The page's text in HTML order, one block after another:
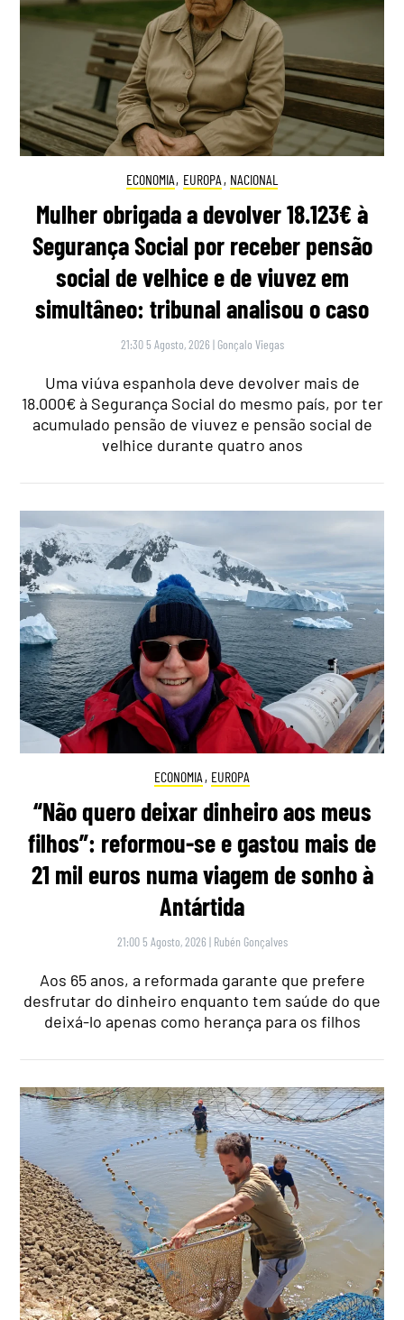
ECONOMIA, EUROPA , NACIONAL
Mulher obrigada a devolver 18.123€ à
Segurança Social por receber pensão
social de velhice e de viuvez em
simultâneo: tribunal analisou o caso
21:30 5 Agosto, 2026 | Gonçalo Viegas
Uma viúva espanhola deve devolver mais de
18.000€ à Segurança Social do mesmo país, por ter
acumulado pensão de viuvez e pensão social de
velhice durante quatro anos
ECONOMIA , EUROPA
“Não quero deixar dinheiro aos meus
filhos”: reformou-se e gastou mais de
21 mil euros numa viagem de sonho à
Antártida
21:00 5 Agosto, 2026 | Rubén Gonçalves
Aos 65 anos, a reformada garante que prefere
desfrutar do dinheiro enquanto tem saúde do que
deixá-lo apenas como herança para os filhos